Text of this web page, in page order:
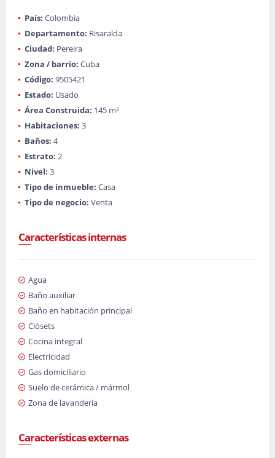
País: Colombia
Departamento: Risaralda
Ciudad: Pereira
Zona / barrio: Cuba
Código: 9505421
Estado: Usado
Área Construida: 145 m²
Habitaciones: 3
Baños: 4
Estrato: 2
Nivel: 3
Tipo de inmueble: Casa
Tipo de negocio: Venta
Características internas
Agua
Baño auxiliar
Baño en habitación principal
Clósets
Cocina integral
Electricidad
Gas domiciliario
Suelo de cerámica / mármol
Zona de lavandería
Características externas